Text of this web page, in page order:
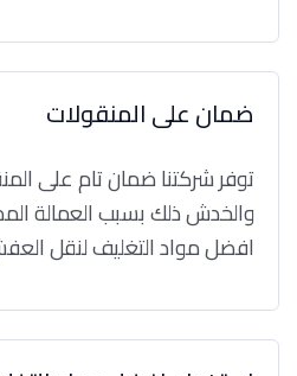
ضمان على المنقولات
توفر شركتنا ضمان تام على
والخدش ذلك بسبب العمالة
افضل مواد التغليف لنقل